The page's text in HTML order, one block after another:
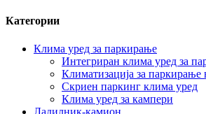
Категории
Клима уред за паркирање
Интегриран клима уред за
Климатизација за
Скриен паркинг клима уред
Клима уред за кампери
Ладилник-камион